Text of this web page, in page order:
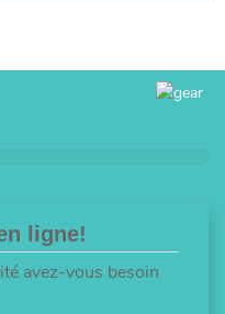
ligne!
avez-vous besoin